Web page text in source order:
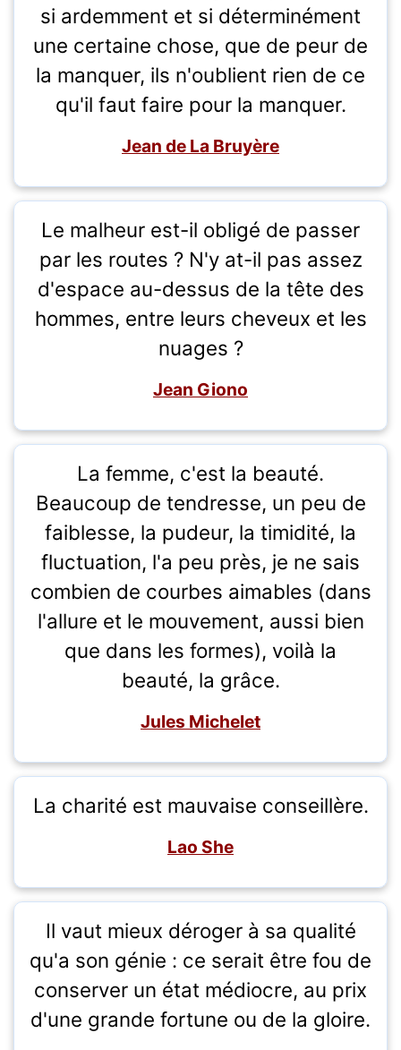
si ardemment et si déterminément
une certaine chose, que de peur de
la manquer, ils n'oublient rien de ce
qu'il faut faire pour la manquer.
Jean de La Bruyère
Le malheur est-il obligé de passer
par les routes ? N'y at-il pas assez
d'espace au-dessus de la tête des
hommes, entre leurs cheveux et les
nuages ?
Jean Giono
La femme, c'est la beauté.
Beaucoup de tendresse, un peu de
faiblesse, la pudeur, la timidité, la
fluctuation, l'a peu près, je ne sais
combien de courbes aimables (dans
l'allure et le mouvement, aussi bien
que dans les formes), voilà la
beauté, la grâce.
Jules Michelet
La charité est mauvaise conseillère.
Lao She
Il vaut mieux déroger à sa qualité
qu'a son génie : ce serait être fou de
conserver un état médiocre, au prix
d'une grande fortune ou de la gloire.